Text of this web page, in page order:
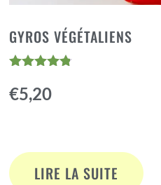
GYROS VÉGÉTALIENS
4.68
sur 5
€5,20
LIRE LA SUITE